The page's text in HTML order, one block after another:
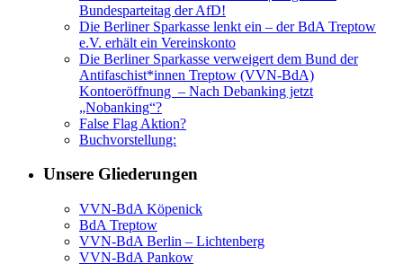
Bundesparteitag der AfD!
Die Berliner Sparkasse lenkt ein – der BdA Treptow
e.V. erhält ein Vereinskonto
Die Berliner Sparkasse verweigert dem Bund der
Antifaschist*innen Treptow (VVN-BdA)
Kontoeröffnung – Nach Debanking jetzt
„Nobanking“?
False Flag Aktion?
Buchvorstellung:
Unsere Gliederungen
VVN-BdA Köpenick
BdA Treptow
VVN-BdA Berlin – Lichtenberg
VVN-BdA Pankow